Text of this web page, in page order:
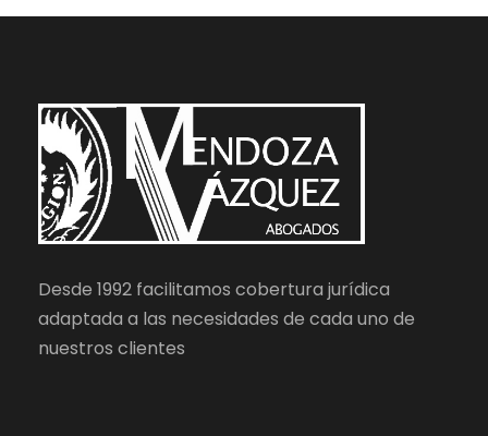
Desde 1992 facilitamos cobertura jurídica
adaptada a las necesidades de cada uno de
nuestros clientes